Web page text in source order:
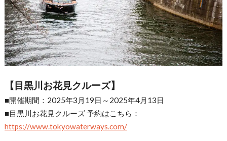
【目黒川お花見クルーズ】
■開催期間：2025年3月19日～2025年4月13日
■目黒川お花見クルーズ 予約はこちら：
https://www.tokyowaterways.com/